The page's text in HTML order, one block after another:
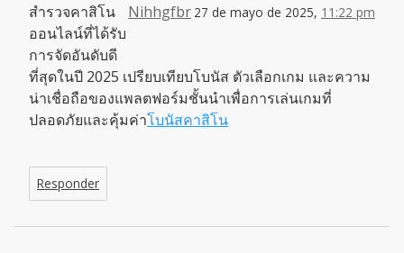
Nihhgfbr 27 de mayo de 2025, 11:22 pm
สำรวจคาสิโน
ออนไลน์ที่ได้รับ
การจัดอันดับดี
ที่สุดในปี 2025 เปรียบเทียบโบนัส ตัวเลือกเกม และความ
น่าเชื่อถือของแพลตฟอร์มชั้นนำเพื่อการเล่นเกมที่
ปลอดภัยและคุ้มค่าโบนัสคาสิโน
Responder